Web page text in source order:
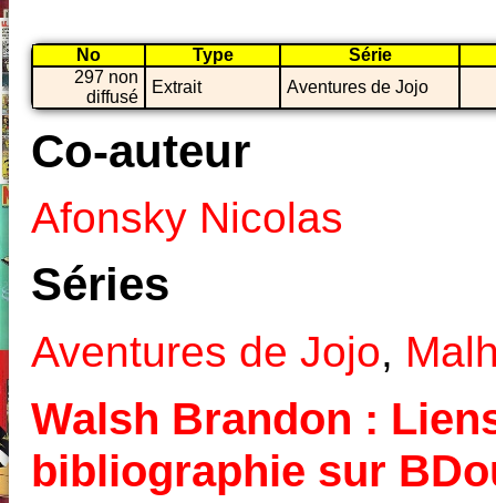
No Type
Série
297 non
diffusé
Extrait Aventures de Jojo
Co-auteur
Afonsky Nicolas
Séries
Aventures de Jojo,
Walsh Brandon :
bibliographie sur